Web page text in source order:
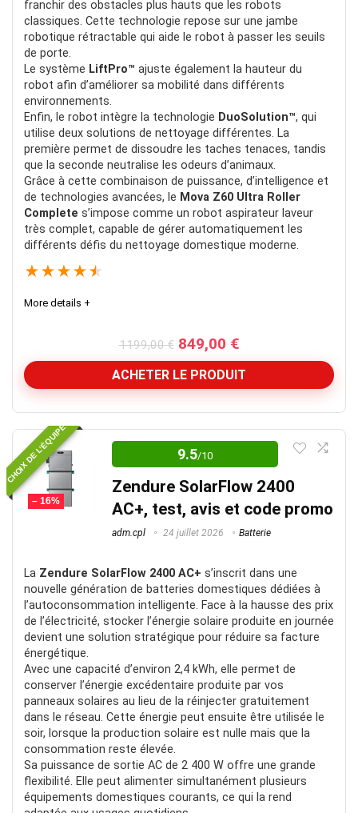
franchir des obstacles plus hauts que les robots
classiques. Cette technologie repose sur une jambe
robotique rétractable qui aide le robot à passer les seuils
de porte.
Le système LiftPro™ ajuste également la hauteur du
robot afin d’améliorer sa mobilité dans différents
environnements.
Enfin, le robot intègre la technologie DuoSolution™, qui
utilise deux solutions de nettoyage différentes. La
première permet de dissoudre les taches tenaces, tandis
que la seconde neutralise les odeurs d’animaux.
Grâce à cette combinaison de puissance, d’intelligence et
de technologies avancées, le Mova Z60 Ultra Roller
Complete s’impose comme un robot aspirateur laveur
très complet, capable de gérer automatiquement les
différents défis du nettoyage domestique moderne.
★★★★★
More details +
1199,00€ Le
prix
initial
était :
849,00 €Le
prix
actuel
est :
ACHETER LE PRODUIT
Mon préféré pour 2025
Il coche vraiment toutes les cases, un super robot
aspirateur
POUR:
Lavage
IA
Aspiration
CHOIX DE L’ÉQUIPE
– 16%
9.5/10
Zendure SolarFlow 2400
AC+, test, avis et code promo
adm.cpl 24 juillet 2026 Batterie
La Zendure SolarFlow 2400 AC+ s’inscrit dans une
nouvelle génération de batteries domestiques dédiées à
l’autoconsommation intelligente. Face à la hausse des prix
de l’électricité, stocker l’énergie solaire produite en journée
devient une solution stratégique pour réduire sa facture
énergétique.
Avec une capacité d’environ 2,4 kWh, elle permet de
conserver l’énergie excédentaire produite par vos
panneaux solaires au lieu de la réinjecter gratuitement
dans le réseau. Cette énergie peut ensuite être utilisée le
soir, lorsque la production solaire est nulle mais que la
consommation reste élevée.
Sa puissance de sortie AC de 2 400 W offre une grande
flexibilité. Elle peut alimenter simultanément plusieurs
équipements domestiques courants, ce qui la rend